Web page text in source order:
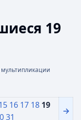
19
16 17 18 19
31
→